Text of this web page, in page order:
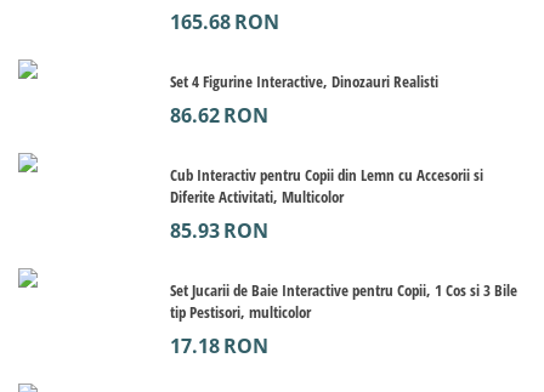
165.68RON
Set 4 Figurine Interactive, Dinozauri Realisti
86.62RON
Cub Interactiv pentru Copii din Lemn cu Accesorii si
Diferite Activitati, Multicolor
85.93RON
Set Jucarii de Baie Interactive pentru Copii, 1 Cos si 3 Bile
tip Pestisori, multicolor
17.18RON